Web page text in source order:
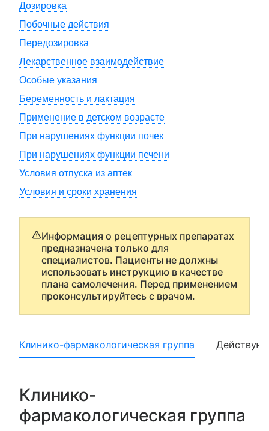
Дозировка
Побочные действия
Передозировка
Лекарственное взаимодействие
Особые указания
Беременность и лактация
Применение в детском возрасте
При нарушениях функции почек
При нарушениях функции печени
Условия отпуска из аптек
Условия и сроки хранения
Информация о рецептурных препаратах
предназначена только для
специалистов. Пациенты не должны
использовать инструкцию в качестве
плана самолечения. Перед применением
проконсультируйтесь с врачом.
Клинико-фармакологическая группа
Клинико-
фармакологическая группа